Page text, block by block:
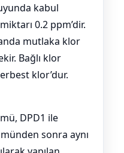
kabul
0.2 ppm’dir.
mutlaka klor
Bağlı klor
klor’dur.
DPD1 ile
sonra aynı